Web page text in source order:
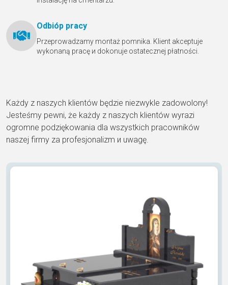
Odbióр pracy
Przeprowadzamy montaż pomnika. Klient akceptuje
wykonaną pracę и dokonuje ostatecznej płatności.
Każdy z naszych klientów będzie niezwykle zadowolony!
Jesteśmy pewni, że każdy z naszych klientów wyrazi
ogromne podziękowania dla wszystkich pracowników
naszej firmy za profesjonalizm и uwagę.